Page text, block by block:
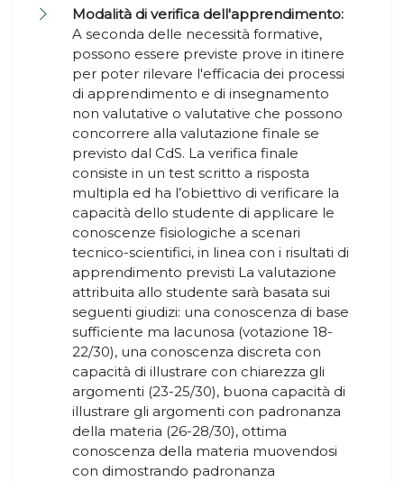
Modalità di verifica dell'apprendimento:
A seconda delle necessità formative,
possono essere previste prove in itinere
per poter rilevare l'efficacia dei processi
di apprendimento e di insegnamento
non valutative o valutative che possono
concorrere alla valutazione finale se
previsto dal CdS. La verifica finale
consiste in un test scritto a risposta
multipla ed ha l’obiettivo di verificare la
capacità dello studente di applicare le
conoscenze fisiologiche a scenari
tecnico-scientifici, in linea con i risultati di
apprendimento previsti La valutazione
attribuita allo studente sarà basata sui
seguenti giudizi: una conoscenza di base
sufficiente ma lacunosa (votazione 18-
22/30), una conoscenza discreta con
capacità di illustrare con chiarezza gli
argomenti (23-25/30), buona capacità di
illustrare gli argomenti con padronanza
della materia (26-28/30), ottima
conoscenza della materia muovendosi
con dimostrando padronanza